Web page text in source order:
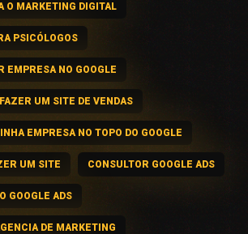
O MARKETING DIGITAL
PSICÓLOGOS
EMPRESA NO GOOGLE
UM SITE DE VENDAS
EMPRESA NO TOPO DO GOOGLE
UM SITE CONSULTOR GOOGLE ADS
GOOGLE ADS
DE MARKETING